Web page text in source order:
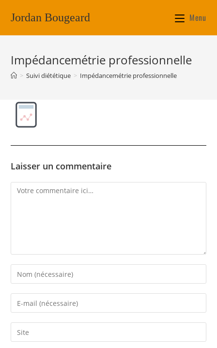
Jordan Bougeard Menu
Impédancemétrie professionnelle
> Suivi diététique > Impédancemétrie professionnelle
Laisser un commentaire